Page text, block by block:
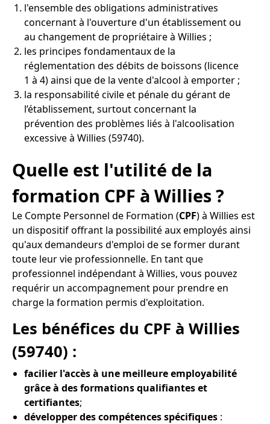
l'ensemble des obligations administratives
concernant à l'ouverture d'un établissement ou
au changement de propriétaire à Willies ;
les principes fondamentaux de la
réglementation des débits de boissons (licence
1 à 4) ainsi que de la vente d'alcool à emporter ;
la responsabilité civile et pénale du gérant de
l’établissement, surtout concernant la
prévention des problèmes liés à l'alcoolisation
excessive à Willies (59740).
Quelle est l'utilité de la
formation CPF à Willies ?
Le Compte Personnel de Formation (CPF) à Willies est
un dispositif offrant la possibilité aux employés ainsi
qu'aux demandeurs d'emploi de se former durant
toute leur vie professionnelle. En tant que
professionnel indépendant à Willies, vous pouvez
requérir un accompagnement pour prendre en
charge la formation permis d'exploitation.
Les bénéfices du CPF à Willies
(59740) :
facilier l'accès à une meilleure employabilité
grâce à des formations qualifiantes et
certifiantes;
développer des compétences spécifiques :